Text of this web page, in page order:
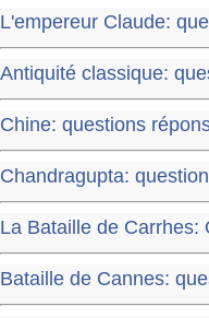
L'empereur Claude:
Antiquité classique:
Chine: questions
Chandragupta:
La Bataille de Carrhes:
Bataille de Cannes: